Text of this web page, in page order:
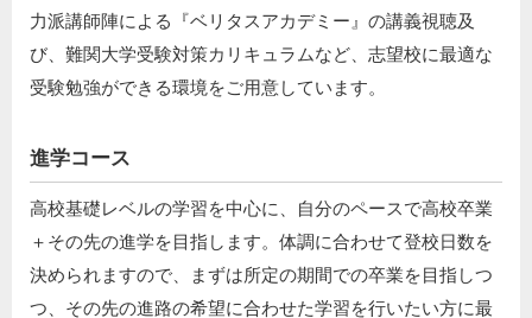
力派講師陣による『ベリタスアカデミー』の講義視聴及
び、難関大学受験対策カリキュラムなど、志望校に最適な
受験勉強ができる環境をご用意しています。
進学コース
高校基礎レベルの学習を中心に、自分のペースで高校卒業
＋その先の進学を目指します。体調に合わせて登校日数を
決められますので、まずは所定の期間での卒業を目指しつ
つ、その先の進路の希望に合わせた学習を行いたい方に最